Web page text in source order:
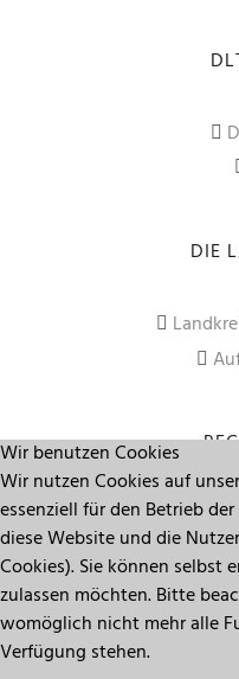
DIE
Wir benutzen Cookies
Wir nutzen Cookies auf
essenziell für den Betrieb
diese Website und die
Cookies). Sie können selbst
zulassen möchten. Bitte
womöglich nicht mehr alle
Verfügung stehen.